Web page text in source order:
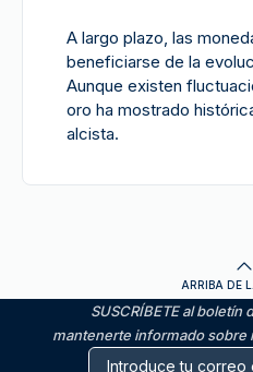
A largo plazo, las
beneficiarse de la
Aunque existen
oro ha mostrado
alcista.
ARRIBA DE
SUSCRÍBETE al boletín
mantenerte informado sobre